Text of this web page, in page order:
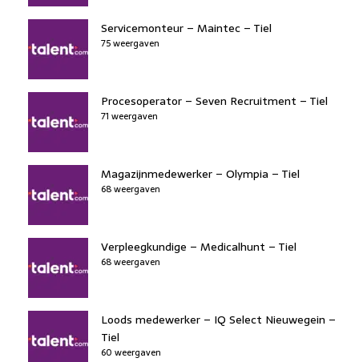
Servicemonteur – Maintec – Tiel
75 weergaven
Procesoperator – Seven Recruitment – Tiel
71 weergaven
Magazijnmedewerker – Olympia – Tiel
68 weergaven
Verpleegkundige – Medicalhunt – Tiel
68 weergaven
Loods medewerker – IQ Select Nieuwegein –
Tiel
60 weergaven